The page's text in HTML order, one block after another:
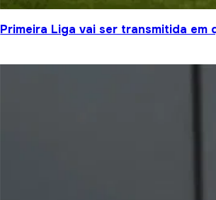
Primeira Liga vai ser transmitida